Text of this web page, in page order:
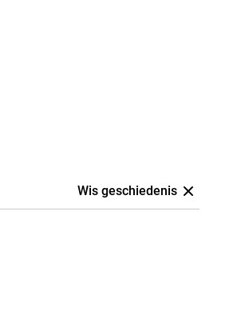
Wis geschiedenis